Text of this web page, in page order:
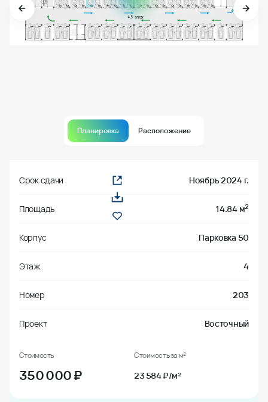
Планировка Расположение
Срок сдачи Ноябрь 2024 г.
Площадь 14.84 м2
Корпус Парковка 50
Этаж 4
Номер 203
Проект Восточный
Стоимость
350 000₽
Стоимость за м²
23 584 ₽/м²